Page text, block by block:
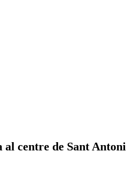
centre de Sant